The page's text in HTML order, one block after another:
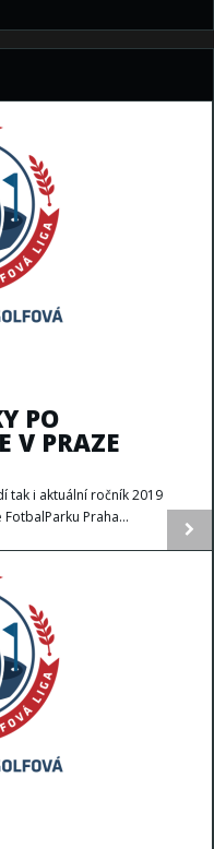
PO
V PRAZE
tak i aktuální ročník 2019
Praha...